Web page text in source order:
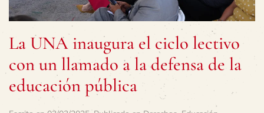
La UNA inaugura el ciclo lectivo
con un llamado a la defensa de la
educación pública